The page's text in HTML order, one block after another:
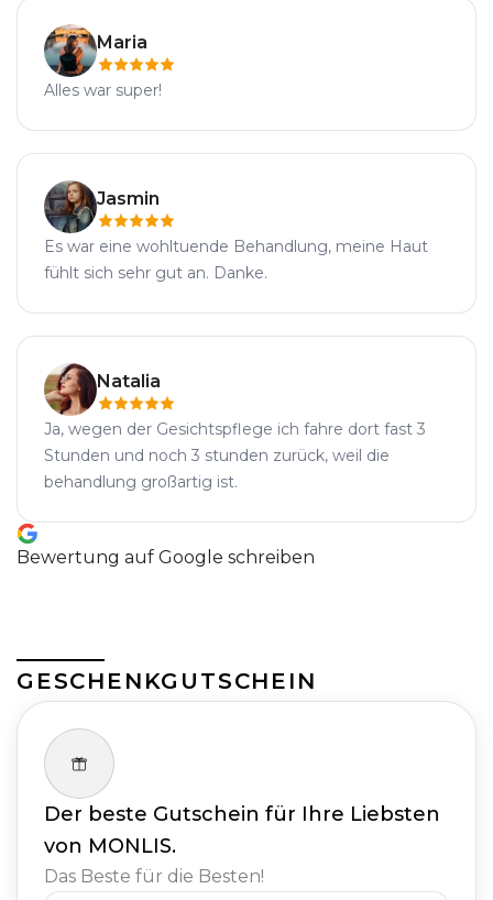
Maria
Alles war super!
Jasmin
Es war eine wohltuende Behandlung, meine Haut
fühlt sich sehr gut an. Danke.
Natalia
Ja, wegen der Gesichtspflege ich fahre dort fast 3
Stunden und noch 3 stunden zurück, weil die
behandlung großartig ist.
Bewertung auf Google schreiben
GESCHENKGUTSCHEIN
Der beste Gutschein für Ihre Liebsten
von MONLIS.
Das Beste für die Besten!